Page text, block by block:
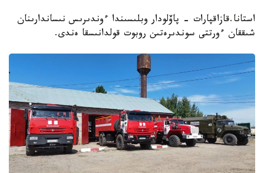
استانا.قازاقپارات - پاۆلودار وبلىسىندا ءوندىرىس نىساندارىنان
شىققان ءورتتى سوندىرەتىن روبوت قولدانىسقا ەندى.